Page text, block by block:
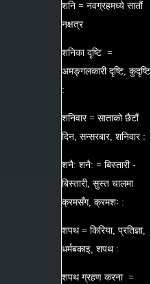
शनि = नवग्रहमध्ये सातौं
नक्षत्र
शनिका दृष्टि =
अमङ्गलकारी दृष्टि, कुदृष्टि
:
शनिवार = साताको छैटौं
दिन, सन्सरबार, शनिवार :
शनै: शनै: = बिस्तारी -
बिस्तारी, सुस्त चालमा
क्रमसँग, क्रमशः :
शपथ = किरिया, प्रतिज्ञा,
धर्मबकाइ, शपथ :
शपथ ग्रहण करना =